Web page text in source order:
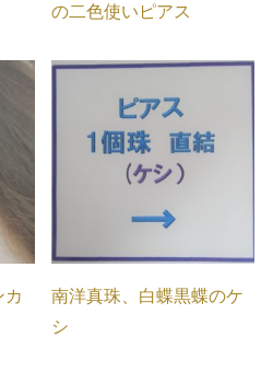
の二色使いピアス
カ
南洋真珠、白蝶黒蝶のケ
シ